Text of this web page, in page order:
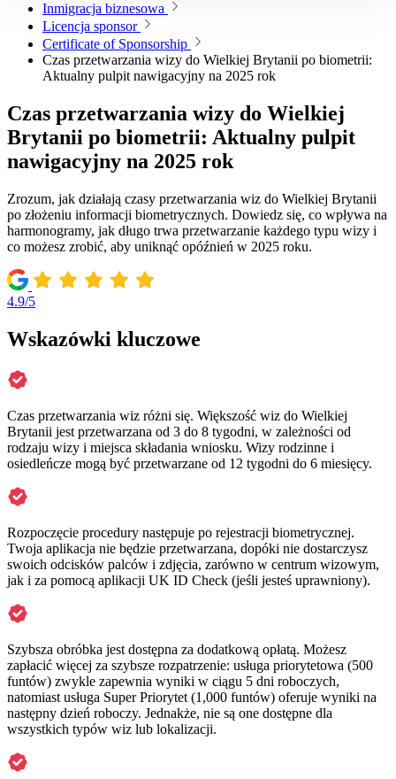
Inmigracja biznesowa
Licencja sponsor
Certificate of Sponsorship
Czas przetwarzania wizy do Wielkiej Brytanii po biometrii:
Aktualny pulpit nawigacyjny na 2025 rok
Czas przetwarzania wizy do Wielkiej
Brytanii po biometrii: Aktualny pulpit
nawigacyjny na 2025 rok
Zrozum, jak działają czasy przetwarzania wiz do Wielkiej Brytanii
po złożeniu informacji biometrycznych. Dowiedz się, co wpływa na
harmonogramy, jak długo trwa przetwarzanie każdego typu wizy i
co możesz zrobić, aby uniknąć opóźnień w 2025 roku.
4.9/5
Wskazówki kluczowe
Czas przetwarzania wiz różni się. Większość wiz do Wielkiej
Brytanii jest przetwarzana od 3 do 8 tygodni, w zależności od
rodzaju wizy i miejsca składania wniosku. Wizy rodzinne i
osiedleńcze mogą być przetwarzane od 12 tygodni do 6 miesięcy.
Rozpoczęcie procedury następuje po rejestracji biometrycznej.
Twoja aplikacja nie będzie przetwarzana, dopóki nie dostarczysz
swoich odcisków palców i zdjęcia, zarówno w centrum wizowym,
jak i za pomocą aplikacji UK ID Check (jeśli jesteś uprawniony).
Szybsza obróbka jest dostępna za dodatkową opłatą. Możesz
zapłacić więcej za szybsze rozpatrzenie: usługa priorytetowa (500
funtów) zwykle zapewnia wyniki w ciągu 5 dni roboczych,
natomiast usługa Super Priorytet (1,000 funtów) oferuje wyniki na
następny dzień roboczy. Jednakże, nie są one dostępne dla
wszystkich typów wiz lub lokalizacji.